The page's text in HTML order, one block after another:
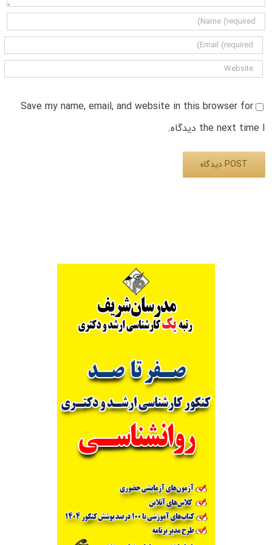
Save my name, email, and website in this browser for
the next time I دیدگاه.